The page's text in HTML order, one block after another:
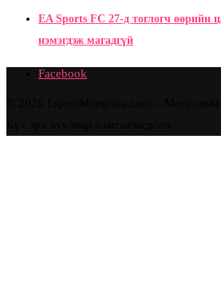
EA Sports FC 27-д тоглогч өөрийн
нэмэгдэж магадгүй
Facebook